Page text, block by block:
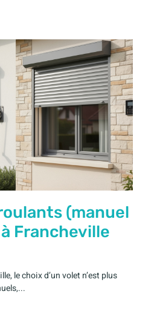
(manuel
Francheville
le choix d’un volet n’est plus